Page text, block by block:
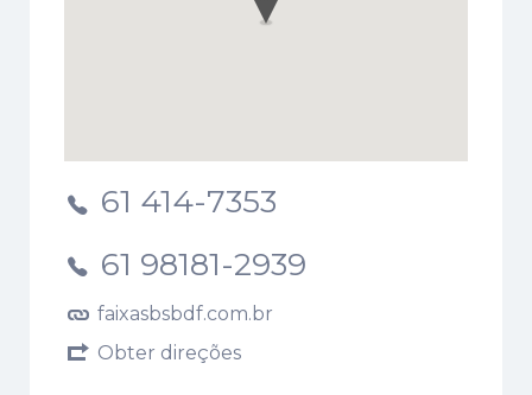
61 414-7353
61 98181-2939
faixasbsbdf.com.br
Obter direções